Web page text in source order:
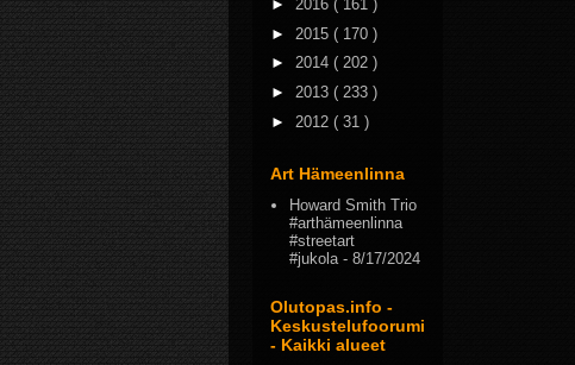
► 2016 ( 161 )
► 2015 ( 170 )
► 2014 ( 202 )
► 2013 ( 233 )
► 2012 ( 31 )
Art Hämeenlinna
Howard Smith Trio
#arthämeenlinna
#streetart
#jukola - 8/17/2024
Olutopas.info -
Keskustelufoorumi
- Kaikki alueet